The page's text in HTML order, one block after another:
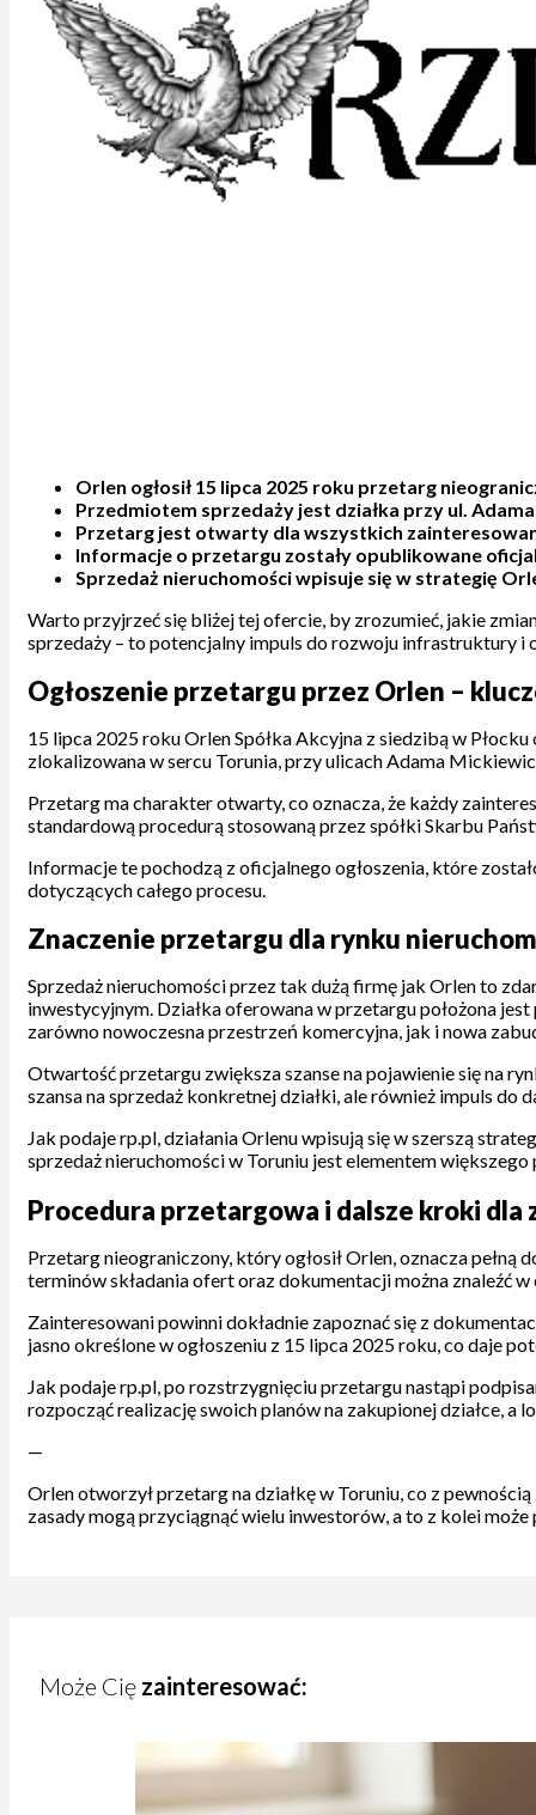
Orlen ogłosił 15 lipca 2025 roku przetarg
Przedmiotem sprzedaży jest działka przy ul.
Przetarg jest otwarty dla wszystkich
Informacje o przetargu zostały opublikowane
Sprzedaż nieruchomości wpisuje się w strategię
Warto przyjrzeć się bliżej tej ofercie, by zrozumieć, jakie
sprzedaży – to potencjalny impuls do rozwoju infrastruktury i
Ogłoszenie przetargu przez Orlen –
15 lipca 2025 roku Orlen Spółka Akcyjna z siedzibą w
zlokalizowana w sercu Torunia, przy ulicach Adama
Przetarg ma charakter otwarty, co oznacza, że każdy
standardową procedurą stosowaną przez spółki Skarbu
Informacje te pochodzą z oficjalnego ogłoszenia, które
dotyczących całego procesu.
Znaczenie przetargu dla rynku
Sprzedaż nieruchomości przez tak dużą firmę jak Orlen to
inwestycyjnym. Działka oferowana w przetargu położona
zarówno nowoczesna przestrzeń komercyjna, jak i nowa
Otwartość przetargu zwiększa szanse na pojawienie się na
szansa na sprzedaż konkretnej działki, ale również impuls do
Jak podaje rp.pl, działania Orlenu wpisują się w szerszą
sprzedaż nieruchomości w Toruniu jest elementem
Procedura przetargowa i dalsze kroki
Przetarg nieograniczony, który ogłosił Orlen, oznacza
terminów składania ofert oraz dokumentacji można znaleźć
Zainteresowani powinni dokładnie zapoznać się z
jasno określone w ogłoszeniu z 15 lipca 2025 roku, co daje
Jak podaje rp.pl, po rozstrzygnięciu przetargu nastąpi
rozpocząć realizację swoich planów na zakupionej działce,
—
Orlen otworzył przetarg na działkę w Toruniu, co z
zasady mogą przyciągnąć wielu inwestorów, a to z kolei
Może Cię zainteresować: